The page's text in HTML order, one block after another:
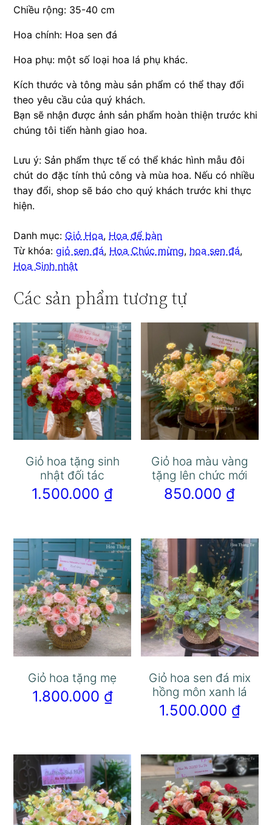
Chiều rộng: 35-40 cm
Hoa chính: Hoa sen đá
Hoa phụ: một số loại hoa lá phụ khác.
Kích thước và tông màu sản phẩm có thể thay đổi
theo yêu cầu của quý khách.
Bạn sẽ nhận được ảnh sản phẩm hoàn thiện trước khi
chúng tôi tiến hành giao hoa.
Lưu ý: Sản phẩm thực tế có thể khác hình mẫu đôi
chút do đặc tính thủ công và mùa hoa. Nếu có nhiều
thay đổi, shop sẽ báo cho quý khách trước khi thực
hiện.
Danh mục: Giỏ Hoa, Hoa để bàn
Từ khóa:giỏ sen đá, Hoa Chúc mừng, hoa sen đá,
Hoa Sinh nhật
Các sản phẩm tương tự
Giỏ hoa tặng sinh
nhật đối tác
1.500.000 ₫
Giỏ hoa màu vàng
tặng lên chức mới
850.000 ₫
Giỏ hoa tặng mẹ
1.800.000 ₫
Giỏ hoa sen đá mix
hồng môn xanh lá
1.500.000 ₫